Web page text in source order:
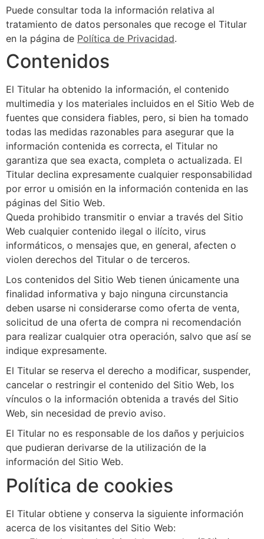
Puede consultar toda la información relativa al
tratamiento de datos personales que recoge el Titular
en la página de Política de Privacidad.
Contenidos
El Titular ha obtenido la información, el contenido
multimedia y los materiales incluidos en el Sitio Web de
fuentes que considera fiables, pero, si bien ha tomado
todas las medidas razonables para asegurar que la
información contenida es correcta, el Titular no
garantiza que sea exacta, completa o actualizada. El
Titular declina expresamente cualquier responsabilidad
por error u omisión en la información contenida en las
páginas del Sitio Web.
Queda prohibido transmitir o enviar a través del Sitio
Web cualquier contenido ilegal o ilícito, virus
informáticos, o mensajes que, en general, afecten o
violen derechos del Titular o de terceros.
Los contenidos del Sitio Web tienen únicamente una
finalidad informativa y bajo ninguna circunstancia
deben usarse ni considerarse como oferta de venta,
solicitud de una oferta de compra ni recomendación
para realizar cualquier otra operación, salvo que así se
indique expresamente.
El Titular se reserva el derecho a modificar, suspender,
cancelar o restringir el contenido del Sitio Web, los
vínculos o la información obtenida a través del Sitio
Web, sin necesidad de previo aviso.
El Titular no es responsable de los daños y perjuicios
que pudieran derivarse de la utilización de la
información del Sitio Web.
Política de cookies
El Titular obtiene y conserva la siguiente información
acerca de los visitantes del Sitio Web: